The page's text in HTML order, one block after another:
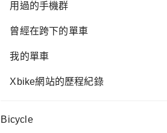
用過的手機群
曾經在跨下的單車
我的單車
Xbike網站的歷程紀錄
Bicycle